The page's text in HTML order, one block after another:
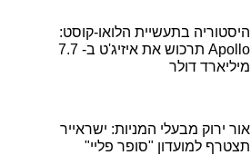
היסטוריה בתעשיית הלואו-קוסט:
Apollo תרכוש את איזיג'ט ב- 7.7
מיליארד דולר
אור ירוק מבעלי המניות: ישראייר
תצטרף למועדון "סופר פליי"